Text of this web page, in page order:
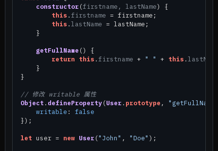
constructor (firstname, lastName) {
this .firstname = firstname;
this .lastName = lastName;
    }
getFullName () {
return
this .firstname + " " + this .
    }
}
// 修改 writable 属性
Object . defineProperty(User . prototype ,
writable : false
});
let user = new User ("John" , "Doe" );